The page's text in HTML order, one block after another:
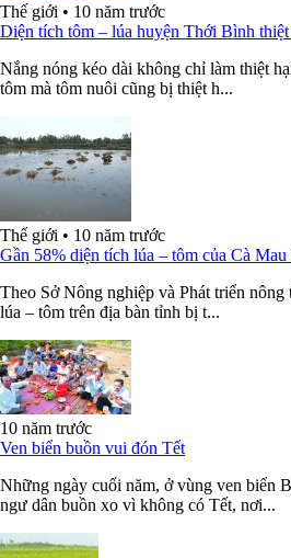
Thế giới • 10 năm trước
Diện tích tôm – lúa huyện Thới Bình thiệt
Nắng nóng kéo dài không chỉ làm thiệt
tôm mà tôm nuôi cũng bị thiệt h...
Thế giới • 10 năm trước
Gần 58% diện tích lúa – tôm của Cà Mau
Theo Sở Nông nghiệp và Phát triển
lúa – tôm trên địa bàn tỉnh bị t...
10 năm trước
Ven biển buồn vui đón Tết
Những ngày cuối năm, ở vùng ven biển
ngư dân buồn xo vì không có Tết, nơi...